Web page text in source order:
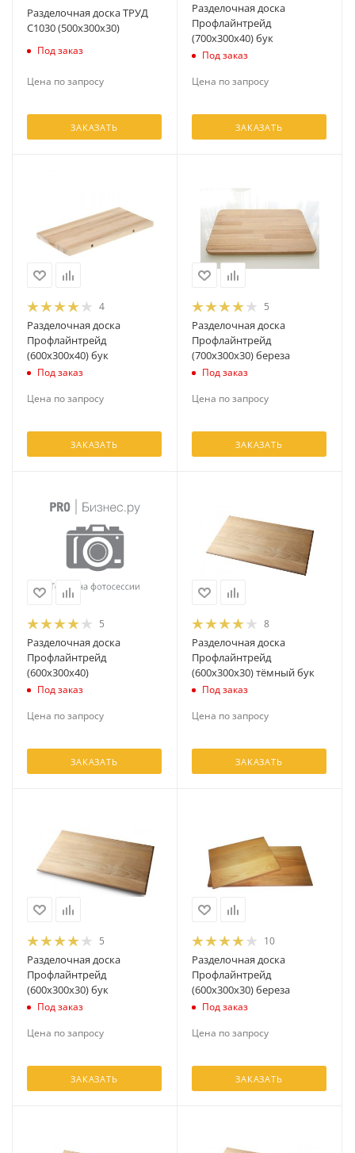
Разделочная доска ТРУД
С1030 (500х300х30)
Под заказ
Цена по запросу
ЗАКАЗАТЬ
Разделочная доска
Профлайнтрейд
(700х300х40) бук
Под заказ
Цена по запросу
ЗАКАЗАТЬ
4
Разделочная доска
Профлайнтрейд
(600х300х40) бук
Под заказ
Цена по запросу
ЗАКАЗАТЬ
5
Разделочная доска
Профлайнтрейд
(700х300х30) береза
Под заказ
Цена по запросу
ЗАКАЗАТЬ
5
Разделочная доска
Профлайнтрейд
(600х300х40)
Под заказ
Цена по запросу
ЗАКАЗАТЬ
8
Разделочная доска
Профлайнтрейд
(600х300х30) тёмный бук
Под заказ
Цена по запросу
ЗАКАЗАТЬ
5
Разделочная доска
Профлайнтрейд
(600х300х30) бук
Под заказ
Цена по запросу
ЗАКАЗАТЬ
10
Разделочная доска
Профлайнтрейд
(600х300х30) береза
Под заказ
Цена по запросу
ЗАКАЗАТЬ